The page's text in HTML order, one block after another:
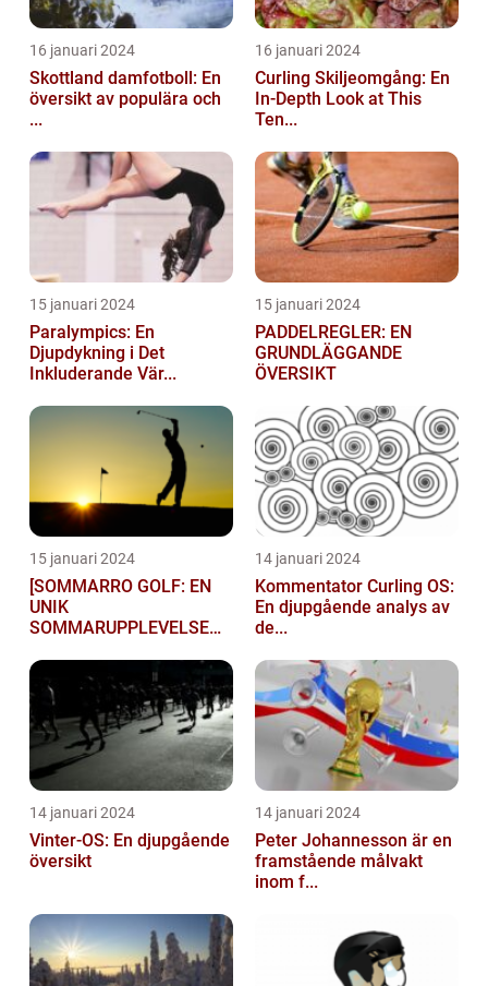
16 januari 2024
Skottland damfotboll: En
översikt av populära och
...
16 januari 2024
Curling Skiljeomgång: En
In-Depth Look at This
Ten...
15 januari 2024
Paralympics: En
Djupdykning i Det
Inkluderande Vär...
15 januari 2024
PADDELREGLER: EN
GRUNDLÄGGANDE
ÖVERSIKT
15 januari 2024
[SOMMARRO GOLF: EN
UNIK
SOMMARUPPLEVELSE
14 januari 2024
Kommentator Curling OS:
En djupgående analys av
de...
14 januari 2024
Vinter-OS: En djupgående
översikt
14 januari 2024
Peter Johannesson är en
framstående målvakt
inom f...